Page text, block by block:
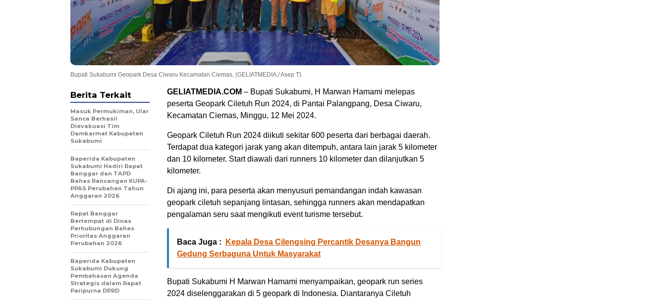
Bupati Sukabumi Geopark Desa Ciwaru Kecamatan Ciemas, (GELIATMEDIA,/ Asep T)
GELIATMEDIA.COM – Bupati Sukabumi, H Marwan Hamami melepas
peserta Geopark Ciletuh Run 2024, di Pantai Palangpang, Desa Ciwaru,
Kecamatan Ciemas, Minggu, 12 Mei 2024.
Geopark Ciletuh Run 2024 diikuti sekitar 600 peserta dari berbagai daerah.
Terdapat dua kategori jarak yang akan ditempuh, antara lain jarak 5 kilometer
dan 10 kilometer. Start diawali dari runners 10 kilometer dan dilanjutkan 5
kilometer.
Di ajang ini, para peserta akan menyusuri pemandangan indah kawasan
geopark ciletuh sepanjang lintasan, sehingga runners akan mendapatkan
pengalaman seru saat mengikuti event turisme tersebut.
Baca Juga :
Kepala Desa Cilengsing Percantik Desanya Bangun
Gedung Serbaguna Untuk Masyarakat
Bupati Sukabumi H Marwan Hamami menyampaikan, geopark run series
2024 diselenggarakan di 5 geopark di Indonesia. Diantaranya Ciletuh
Berita Terkait
Masuk Permukiman, Ular
Sanca Berhasil
Dievakuasi Tim
Damkarmat Kabupaten
Sukabumi
Baperida Kabupaten
Sukabumi Hadiri Rapat
Banggar dan TAPD
Bahas Rancangan KUPA-
PPAS Perubahan Tahun
Anggaran 2026
Rapat Banggar
Bertempat di Dinas
Perhubungan Bahas
Prioritas Anggaran
Perubahan 2026
Baperida Kabupaten
Sukabumi Dukung
Pembahasan Agenda
Strategis dalam Rapat
Paripurna DPRD